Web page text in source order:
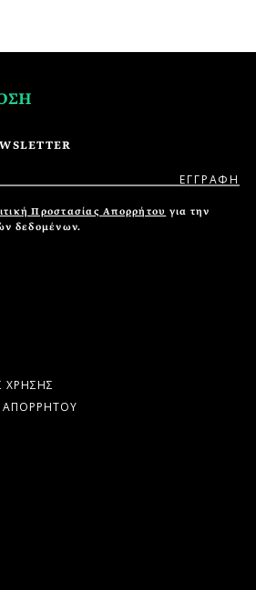
Προστασίας Απορρήτου για την
δεδομένων.
ΧΡΗΣΗΣ
ΑΠΟΡΡΗΤΟΥ